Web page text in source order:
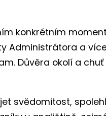
konkrétním
Administrátora a
Důvěra okolí a
svědomitost,